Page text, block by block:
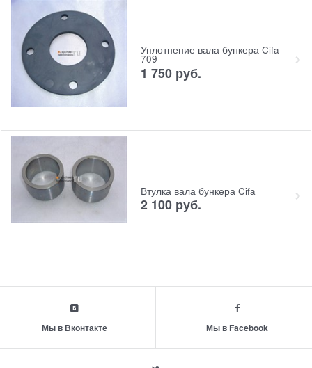
Уплотнение вала бункера Cifa
709
1 750 руб.
Втулка вала бункера Cifa
2 100 руб.
Мы в Вконтакте Мы в Facebook